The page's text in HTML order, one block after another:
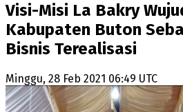
Visi-Misi La Bakry
Kabupaten Buton
Bisnis Terealisasi
Minggu, 28 Feb 2021 06:49 UTC